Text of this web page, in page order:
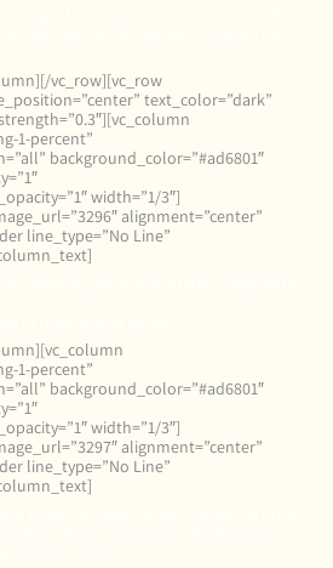
vc_row][vc_row
text_color=”dark”
1-percent”
background_color=”#ad6801″
width=”1/3″]
alignment=”center”
line_type=”No Line”
1-percent”
background_color=”#ad6801″
width=”1/3″]
alignment=”center”
line_type=”No Line”